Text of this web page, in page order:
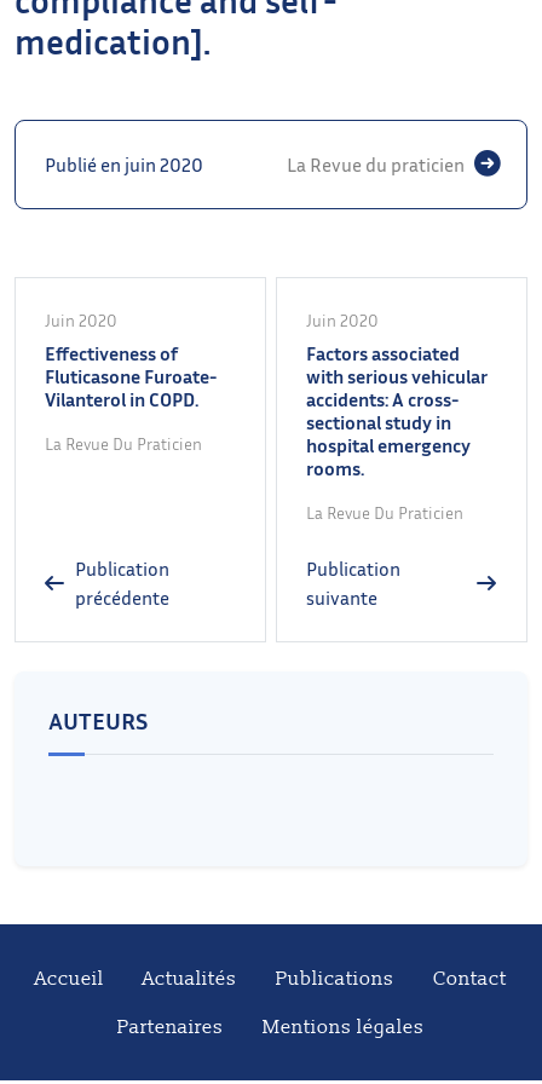
medication].
Publié en juin 2020 La Revue du praticien
Juin 2020
Effectiveness of
Fluticasone Furoate-
Vilanterol in COPD.
La Revue Du Praticien
Publication
précédente
Juin 2020
Factors associated
with serious vehicular
accidents: A cross-
sectional study in
hospital emergency
rooms.
La Revue Du Praticien
Publication
suivante
AUTEURS
Accueil Actualités Publications
Contact
Partenaires
Mentions légales